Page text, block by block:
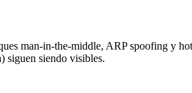
man-in-the-middle, ARP spoofing y
siguen siendo visibles.